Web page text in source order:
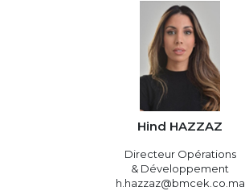
Hind HAZZAZ
Directeur Opérations
& Développement
h.hazzaz@bmcek.co.ma